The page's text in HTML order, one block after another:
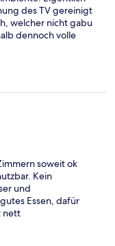
des TV gereinigt
welcher nicht gabu
dennoch volle
soweit ok
Kein
und
Essen, dafür
nett